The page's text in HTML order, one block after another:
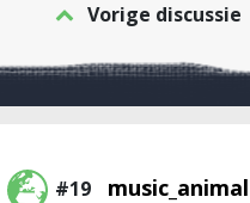
Vorige discussie
#19 music_animal